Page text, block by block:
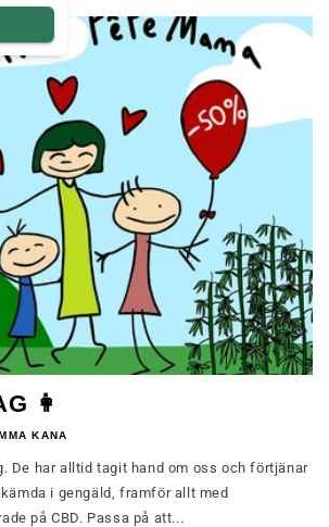
👩
KANA
De har alltid tagit hand om oss och förtjänar
i gengäld, framför allt med
på CBD. Passa på att...